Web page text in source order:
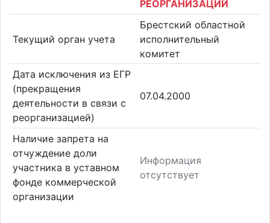
РЕОРГАНИЗАЦИИ
Текущий орган учета
Брестский областной
исполнительный
комитет
Дата исключения из ЕГР
(прекращения
деятельности в связи с
реорганизацией)
07.04.2000
Наличие запрета на
отчуждение доли
участника в уставном
фонде коммерческой
организации
Информация
отсутствует